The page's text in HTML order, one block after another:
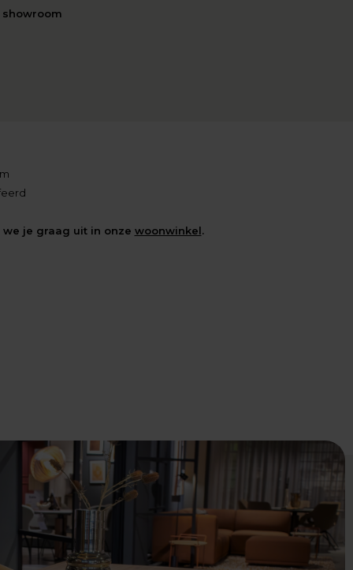
je graag uit in onze woonwinkel.